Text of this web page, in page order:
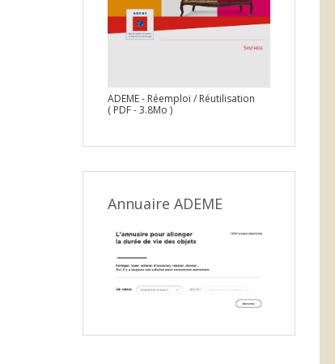
ADEME - Réemploi / Réutilisation
( PDF - 3.8Mo )
Annuaire ADEME